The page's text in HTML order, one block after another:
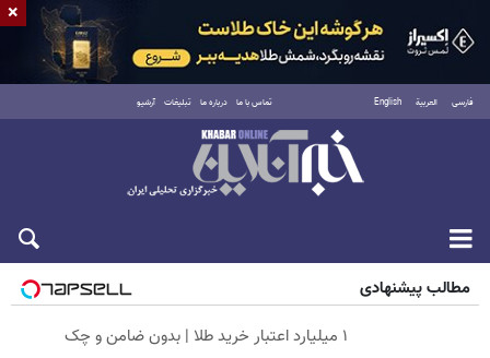
فارسی العربية English تماس با ما درباره ما تبلیغات آرشیو
جمعه ۱۶ مرداد ۱۴۰۵
مطالب پیشنهادی
۱ میلیارد اعتبار خرید طلا | بدون ضامن و چک
×